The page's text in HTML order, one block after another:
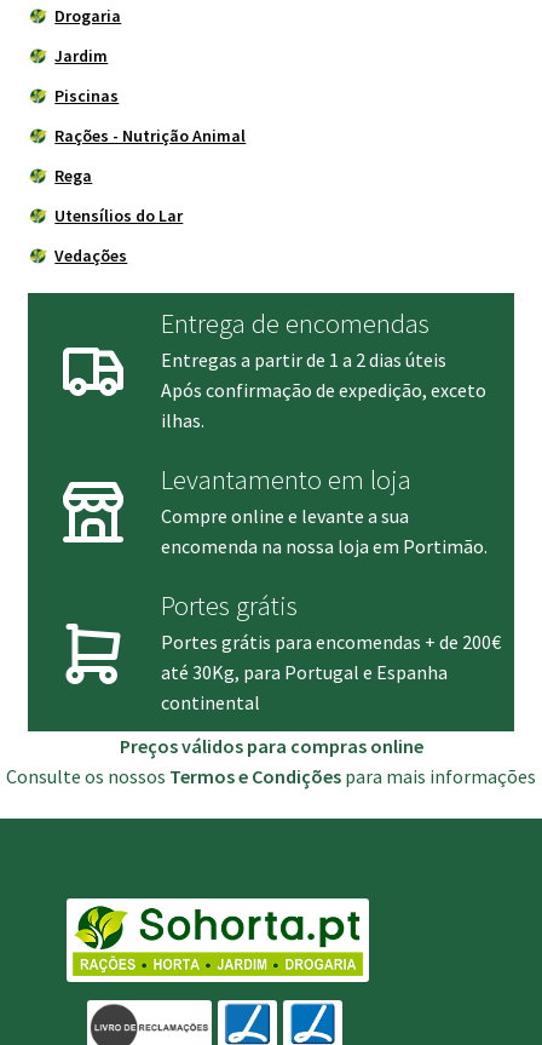
Drogaria
Jardim
Piscinas
Rações - Nutrição Animal
Rega
Utensílios do Lar
Vedações
Entrega de encomendas
Entregas a partir de 1 a 2 dias úteis
Após confirmação de expedição, exceto
ilhas.
Levantamento em loja
Compre online e levante a sua
encomenda na nossa loja em Portimão.
Portes grátis
Portes grátis para encomendas + de 200€
até 30Kg, para Portugal e Espanha
continental
Preços válidos para compras online
Consulte os nossos Termos e Condições para mais informações